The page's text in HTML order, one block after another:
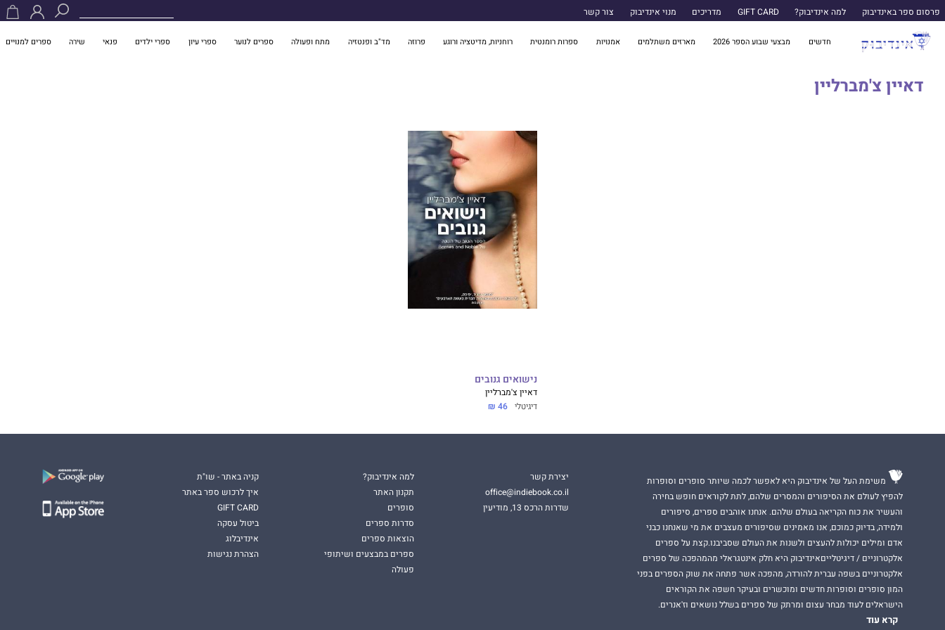
פרסום ספר באינדיבוק למה אינדיבוק? GIFT CARD מדריכים מנוי אינדיבוק צור קשר
חדשים מבצעי שבוע הספר 2026 מארזים משתלמים אמנויות ספרות רומנטית רוחניות, מדיטציה ורוגע פרוזה מד"ב ופנטזיה מתח ופעולה ספרים לנוער ספרי עיון ספרי ילדים פנאי שירה ספרים למנויים
דאיין צ'מברליין
נישואים גנובים
דאיין צ'מברליין
דיגיטלי 46 ₪
משימת העל של אינדיבוק היא לאפשר לכמה שיותר סופרים וסופרות
להפיץ לעולם את הסיפורים והמסרים שלהם, לתת לקוראים חופש בחירה
והעשיר את כוח הקריאה בעולם שלהם. אנחנו אוהבים ספרים, סיפורים
ולמידה, בדיוק כמוכם, אנו מאמינים שסיפורים מעצבים את מי שאנחנו כבני
אדם ומילים יכולות להעצים ולשנות את העולם שסביבנו.קצת על ספרים
אלקטרוניים / דיגיטלייםאינדיבוק היא חלק אינטגראלי מהמהפכה של ספרים
אלקטרוניים בשפה עברית להורדה, מהפכה אשר פתחה את שוק הספרים בפני
המון סופרים וסופרות חדשים ומוכשרים ובעיקר חשפה את הקוראים
הישראלים לעוד מבחר עצום ומרתק של ספרים בשלל נושאים וז'אנרים.
קרא עוד
יצירת קשר
office@indiebook.co.il
שדרות הרכס 13, מודיעין
למה אינדיבוק?
תקנון האתר
סופרים
סדרות ספרים
הוצאות ספרים
ספרים במבצעים ושיתופי
פעולה
קניה באתר - שו"ת
איך לרכוש ספר באתר
GIFT CARD
ביטול עסקה
אינדיבלוג
הצהרת נגישות